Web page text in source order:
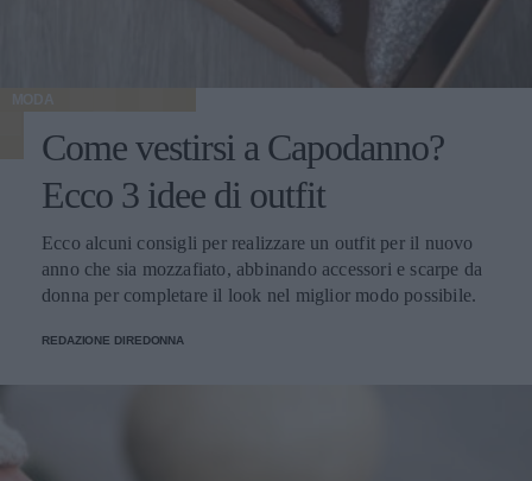
MODA
Come vestirsi a Capodanno?
Ecco 3 idee di outfit
Ecco alcuni consigli per realizzare un outfit per il nuovo
anno che sia mozzafiato, abbinando accessori e scarpe da
donna per completare il look nel miglior modo possibile.
REDAZIONE DIREDONNA